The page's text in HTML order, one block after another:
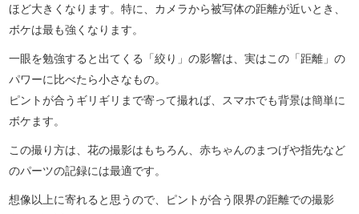
ほど大きくなります。特に、カメラから被写体の距離が近いとき、
ボケは最も強くなります。
一眼を勉強すると出てくる「絞り」の影響は、実はこの「距離」の
パワーに比べたら小さなもの。
ピントが合うギリギリまで寄って撮れば、スマホでも背景は簡単に
ボケます。
この撮り方は、花の撮影はもちろん、赤ちゃんのまつげや指先など
のパーツの記録には最適です。
想像以上に寄れると思うので、ピントが合う限界の距離での撮影